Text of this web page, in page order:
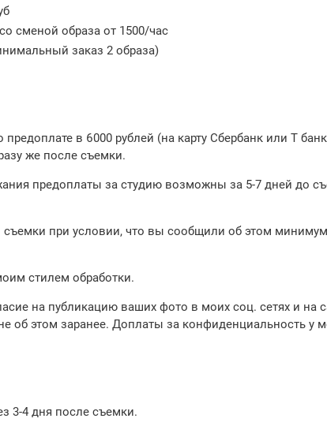
сменой образа от 1500/час
заказ 2 образа)
в 6000 рублей (на карту Сбербанк или Т
же после съемки.
предоплаты за студию возможны за 5-7 дней до
при условии, что вы сообщили об этом
стилем обработки.
на публикацию ваших фото в моих соц. сетях и на
об этом заранее. Доплаты за конфиденциальность у
3-4 дня после съемки.